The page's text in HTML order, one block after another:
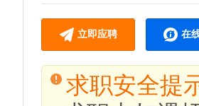
立即应聘 在
求职安全提